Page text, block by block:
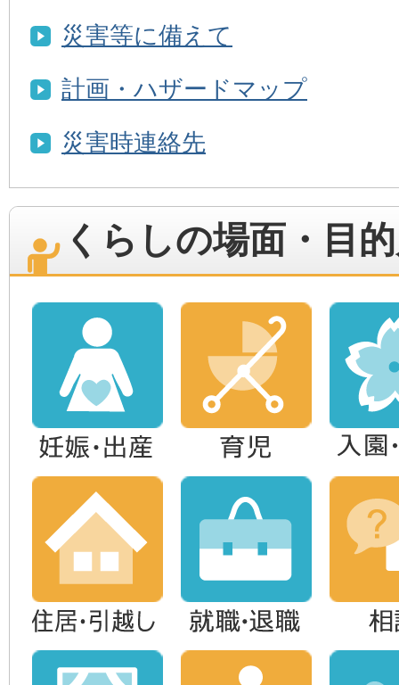
災害等に備えて
計画・ハザードマップ
災害時連絡先
くらしの場面・目